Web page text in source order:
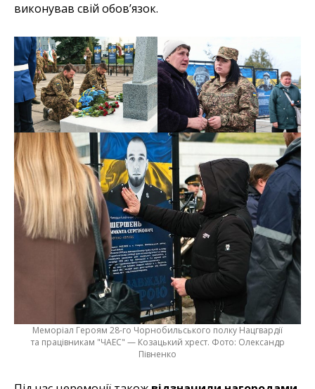
виконував свій обов’язок.
Меморіал Героям 28-го Чорнобильського полку Нацгвардії
та працівникам "ЧАЕС" — Козацький хрест. Фото: Олександр
Півненко